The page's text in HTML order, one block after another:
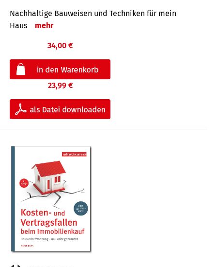
Nachhaltige Bauweisen und Techniken für mein
Haus
mehr
34,00 €
23,99 €